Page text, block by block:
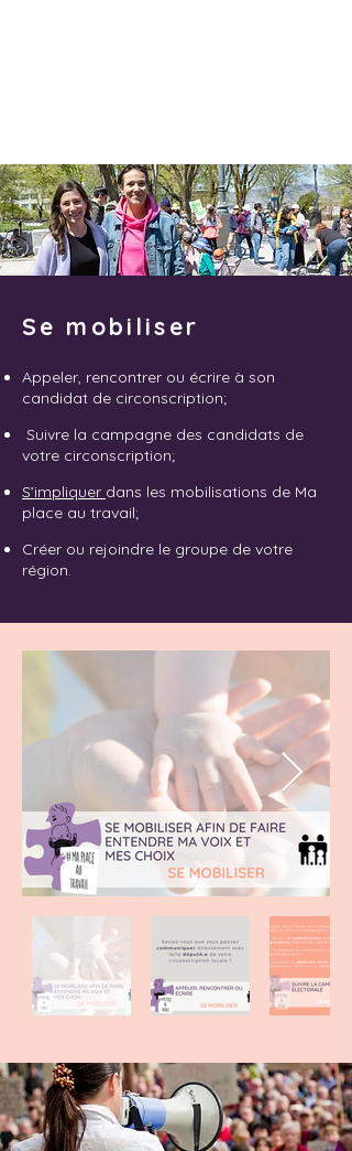
Se mobiliser
Appeler, rencontrer ou écrire à son
candidat de circonscription;
Suivre la campagne des candidats de
votre circonscription;
S’impliquer dans les mobilisations de Ma
place au travail;
Créer ou rejoindre le groupe de votre
région.